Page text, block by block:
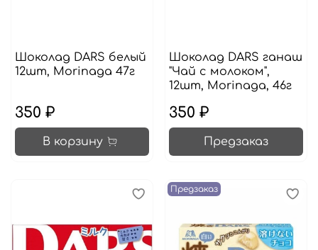
Шоколад DARS белый
12шт, Morinaga 47г
350 ₽
В корзину
Шоколад DARS ганаш
"Чай с молоком",
12шт, Morinaga, 46г
350 ₽
Предзаказ
Предзаказ